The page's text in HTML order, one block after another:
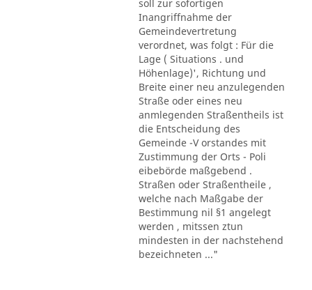
soll zur sofortigen
Inangriffnahme der
Gemeindevertretung
verordnet, was folgt : Für die
Lage ( Situations . und
Höhenlage)', Richtung und
Breite einer neu anzulegenden
Straße oder eines neu
anmlegenden Straßentheils ist
die Entscheidung des
Gemeinde -V orstandes mit
Zustimmung der Orts - Poli
eibebörde maßgebend .
Straßen oder Straßentheile ,
welche nach Maßgabe der
Bestimmung nil §1 angelegt
werden , mitssen ztun
mindesten in der nachstehend
bezeichneten ..."